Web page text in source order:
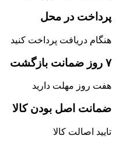
پرداخت در محل
هنگام دریافت پرداخت کنید
۷ روز ضمانت بازگشت
هفت روز مهلت دارید
ضمانت اصل‌ بودن کالا
تایید اصالت کالا